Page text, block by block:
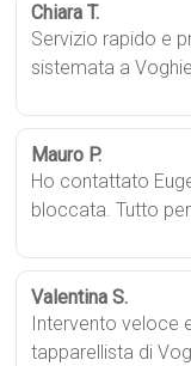
Chiara T.
Servizio rapido e
sistemata a
Mauro P.
Ho contattato
bloccata. Tutto
Valentina S.
Intervento veloce
tapparellista di